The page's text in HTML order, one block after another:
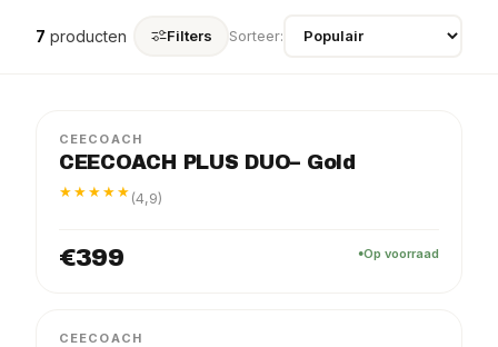
7 producten Filters Sorteer:
CEECOACH
CEECOACH PLUS DUO– Gold
★★★★★ (4,9)
€399 Op voorraad
CEECOACH